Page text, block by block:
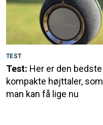
TEST
Test: Her er den bedste
kompakte højttaler, som
man kan få lige nu